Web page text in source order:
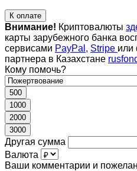
К оплате
Внимание! Криптовалюты
карты зарубежного банка
сервисами PayPal , Stripe или
партнера в Казахстане
Кому помочь?
500
1000
2000
3000
Другая сумма
Валюта
Ваши комментарии и